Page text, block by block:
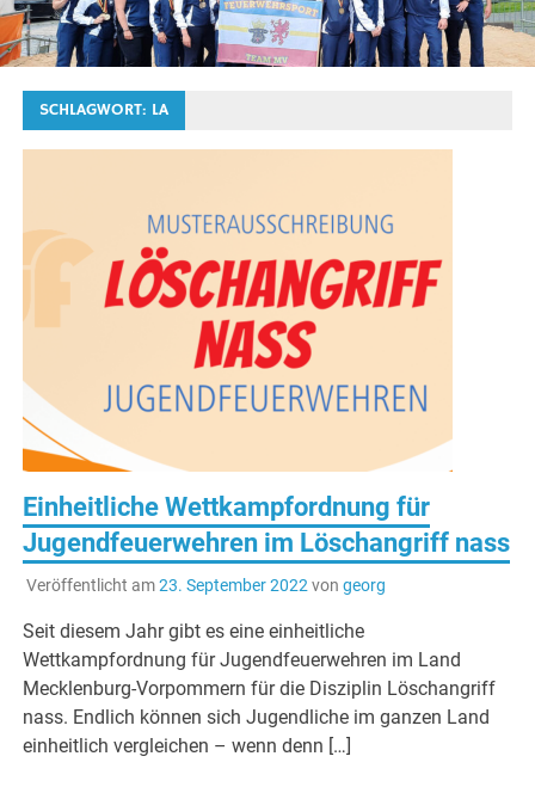
SCHLAGWORT: LA
Einheitliche Wettkampfordnung für
Jugendfeuerwehren im Löschangriff nass
Veröffentlicht am23. September 2022 von georg
Seit diesem Jahr gibt es eine einheitliche
Wettkampfordnung für Jugendfeuerwehren im Land
Mecklenburg-Vorpommern für die Disziplin Löschangriff
nass. Endlich können sich Jugendliche im ganzen Land
einheitlich vergleichen – wenn denn […]